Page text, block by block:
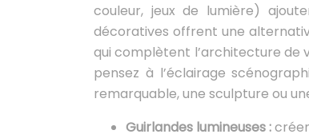
couleur, jeux de lumière)
décoratives offrent une
qui complètent l’architecture de
pensez à l’éclairage
remarquable, une sculpture ou
Guirlandes lumineuses :